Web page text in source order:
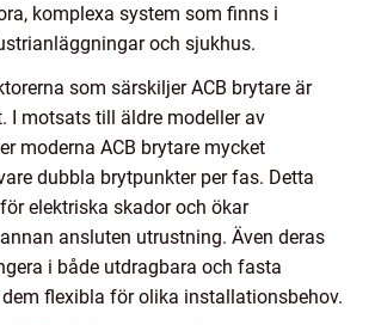
komplexa system som finns i
och sjukhus.
som särskiljer ACB brytare är
I motsats till äldre modeller av
moderna ACB brytare mycket
dubbla brytpunkter per fas. Detta
elektriska skador och ökar
ansluten utrustning. Även deras
i både utdragbara och fasta
flexibla för olika installationsbehov.